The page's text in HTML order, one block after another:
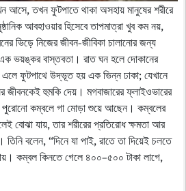
আসে, তখন ফুটপাতে থাকা অসহায় মানুষের শরীরে
আবহাওয়ার হিসেবে তাপমাত্রা খুব কম নয়,
ভিড়ে নিজের জীবন-জীবিকা চালানোর জন্য
ভয়ঙ্কর বাস্তবতা। রাত ঘন হলে দোকানের
এলে ফুটপাথে উদ্ভূত হয় এক ভিন্ন ঢাকা; যেখানে
জীবনকেই হুমকি দেয়। মগবাজারের ফ্লাইওভারের
পুরোনো কম্বলে গা মোড়া শুয়ে আছেন। কম্বলের
বোঝা যায়, তার শরীরের প্রতিরোধ ক্ষমতা আর
বলেন, “দিনে যা পাই, রাতে তা দিয়েই চলতে
কম্বল কিনতে গেলে ৪০০–৫০০ টাকা লাগে,